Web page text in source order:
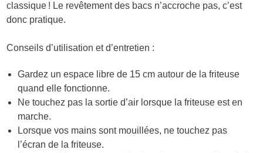
classique ! Le revêtement des bacs n’accroche pas, c’est
donc pratique.
Conseils d’utilisation et d’entretien :
Gardez un espace libre de 15 cm autour de la friteuse
quand elle fonctionne.
Ne touchez pas la sortie d’air lorsque la friteuse est en
marche.
Lorsque vos mains sont mouillées, ne touchez pas
l’écran de la friteuse.